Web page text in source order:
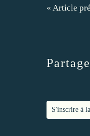
« Article
S'inscrire à